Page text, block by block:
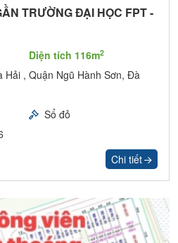
TRƯỜNG ĐẠI HỌC FPT -
Diện tích 116m2
Hải , Quận Ngũ Hành Sơn, Đà
Sổ đỏ
Chi tiết